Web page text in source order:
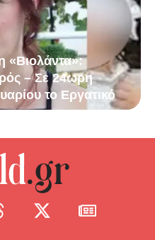
«Βιολάντα»:
– Σε 24ωρη
το Εργατικό